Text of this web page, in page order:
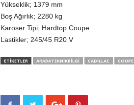
Yükseklik; 1379 mm
Boş Ağırlık; 2280 kg
Karoser Tipi; Hardtop Coupe
Lastikler; 245/45 R20 V
ETIKETLER ARABATEKNIKBILGI CADILLAC COUPE